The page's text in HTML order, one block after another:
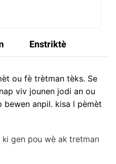
Enstriktè
ou fè trètman tèks. Se
viv jounen jodi an ou
bewen anpil. kisa l pèmèt
gen pou wè ak tretman